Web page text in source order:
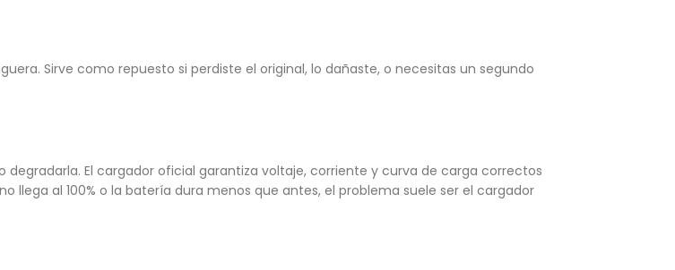
Sirve como repuesto si perdiste el original, lo dañaste, o necesitas un segundo
El cargador oficial garantiza voltaje, corriente y curva de carga correctos
al 100% o la batería dura menos que antes, el problema suele ser el cargador